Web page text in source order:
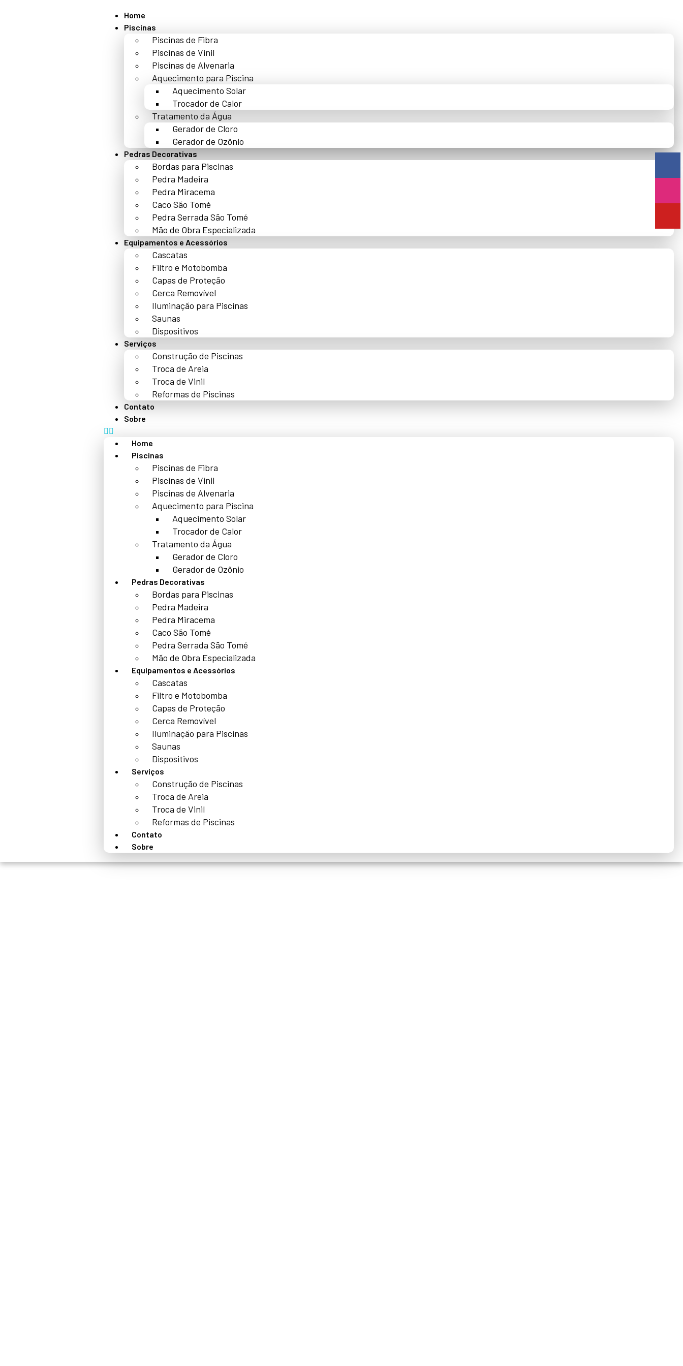
Home
Piscinas
Piscinas de Fibra
Piscinas de Vinil
Piscinas de Alvenaria
Aquecimento para Piscina
Aquecimento Solar
Trocador de Calor
Tratamento da Água
Gerador de Cloro
Gerador de Ozônio
Pedras Decorativas
Bordas para Piscinas
Pedra Madeira
Pedra Miracema
Caco São Tomé
Pedra Serrada São Tomé
Mão de Obra Especializada
Equipamentos e Acessórios
Cascatas
Filtro e Motobomba
Capas de Proteção
Cerca Removível
Iluminação para Piscinas
Saunas
Dispositivos
Serviços
Construção de Piscinas
Troca de Areia
Troca de Vinil
Reformas de Piscinas
Contato
Sobre
Home
Piscinas
Piscinas de Fibra
Piscinas de Vinil
Piscinas de Alvenaria
Aquecimento para Piscina
Aquecimento Solar
Trocador de Calor
Tratamento da Água
Gerador de Cloro
Gerador de Ozônio
Pedras Decorativas
Bordas para Piscinas
Pedra Madeira
Pedra Miracema
Caco São Tomé
Pedra Serrada São Tomé
Mão de Obra Especializada
Equipamentos e Acessórios
Cascatas
Filtro e Motobomba
Capas de Proteção
Cerca Removível
Iluminação para Piscinas
Saunas
Dispositivos
Serviços
Construção de Piscinas
Troca de Areia
Troca de Vinil
Reformas de Piscinas
Contato
Sobre